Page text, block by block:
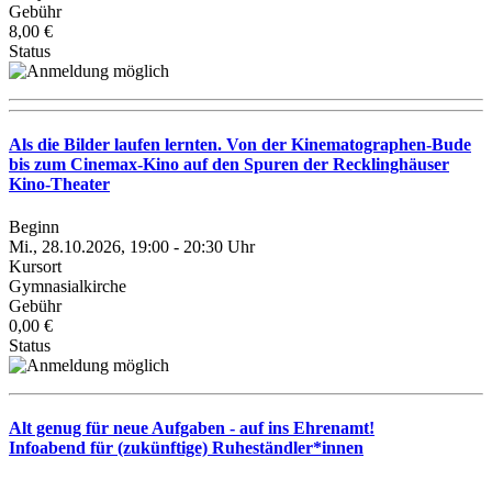
Gebühr
8,00 €
Status
Als die Bilder laufen lernten. Von der Kinematographen-Bude
bis zum Cinemax-Kino auf den Spuren der Recklinghäuser
Kino-Theater
Beginn
Mi., 28.10.2026, 19:00 - 20:30 Uhr
Kursort
Gymnasialkirche
Gebühr
0,00 €
Status
Alt genug für neue Aufgaben - auf ins Ehrenamt!
Infoabend für (zukünftige) Ruheständler*innen